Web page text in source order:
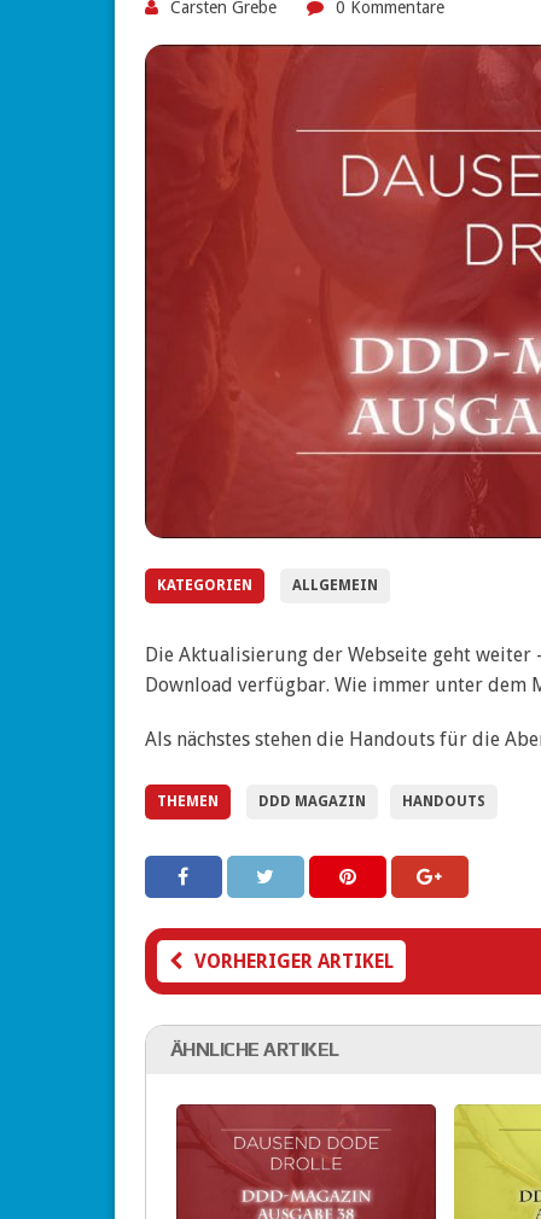
Carsten Grebe 0 Kommentare
KATEGORIEN ALLGEMEIN
Die Aktualisierung der Webseite geht
Download verfügbar. Wie immer unter dem
Als nächstes stehen die Handouts für die
THEMEN DDD MAGAZIN HANDOUTS
VORHERIGER ARTIKEL
ÄHNLICHE ARTIKEL